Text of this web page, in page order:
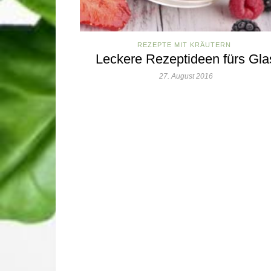
REZEPTE MIT KRÄUTERN
Leckere Rezeptideen fürs
27. August 2016